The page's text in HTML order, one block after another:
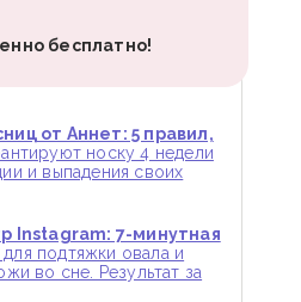
бесплатно!
от Аннет: 5 правил,
носку 4 недели
и выпадения своих
Instagram: 7-минутная
подтяжки овала и
во сне. Результат за